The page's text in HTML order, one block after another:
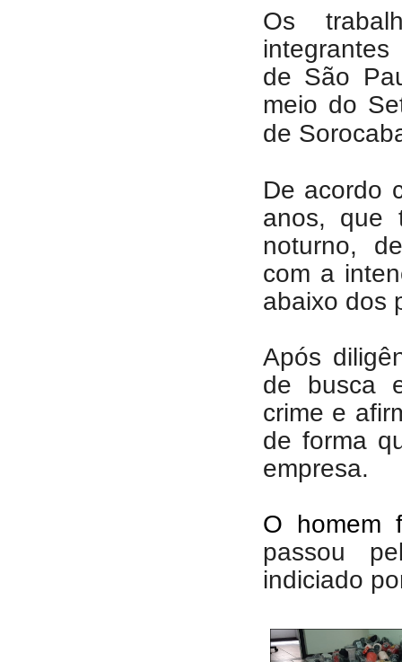
Os
de São
meio do
de
De acordo
anos, que
noturno,
com a
abaixo dos
Após
de busca
crime e
de forma
empresa.
O homem
passou
indiciado